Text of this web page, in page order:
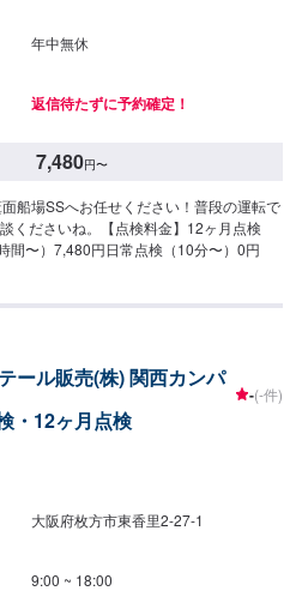
年中無休
返信待たずに予約確定！
7,480円〜
船場SSへお任せください！普段の運転で
くださいね。【点検料金】12ヶ月点検
間〜）7,480円日常点検（10分〜）0円
ール販売(株) 関西カンパ
・12ヶ月点検
-(-件)
大阪府枚方市東香里2-27-1
9:00 ~ 18:00